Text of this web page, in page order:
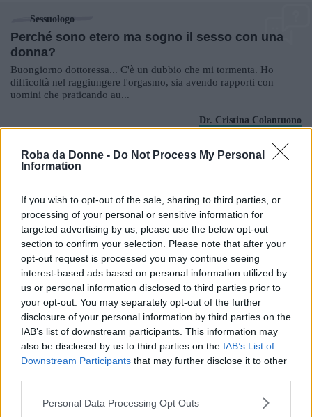
Roba da Donne - Do Not Process My Personal
Information
If you wish to opt-out of the sale, sharing to third parties, or
processing of your personal or sensitive information for
targeted advertising by us, please use the below opt-out
section to confirm your selection. Please note that after your
opt-out request is processed you may continue seeing
interest-based ads based on personal information utilized by
us or personal information disclosed to third parties prior to
your opt-out. You may separately opt-out of the further
disclosure of your personal information by third parties on the
IAB’s list of downstream participants. This information may
also be disclosed by us to third parties on the IAB’s List of
Downstream Participants that may further disclose it to other
Please note that this website/app uses one or more Google
Personal Data Processing Opt Outs
Sessuologo
Perché sono etero ma sogno il sesso con una
donna?
Buongiorno dottoressa... C'è un dubbio che mi tormenta. Ho
difficoltà nel raggiungere l'orgasmo, sia avendo rapporti con
uomini che praticando au...
Dr. Cristina Colantuono
Curiosità
La reazione di 4 donne che vedono per la
prima volta la loro vagina in foto
masturbarmi davanti a lui, come posso fare?